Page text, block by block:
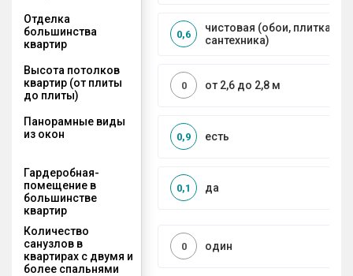
Отделка
большинства
квартир
чистовая (обои, плитка,
сантехника)
0,6
Высота потолков
квартир (от плиты
до плиты)
от 2,6 до 2,8 м
0
Панорамные виды
из окон
есть
0,9
Гардеробная-
помещение в
большинстве
квартир
да
0,1
Количество
санузлов в
квартирах с двумя и
более спальнями
один
0